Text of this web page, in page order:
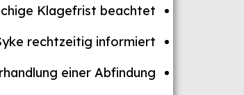
Klagefrist beachtet?
rechtzeitig informiert?
einer Abfindung?